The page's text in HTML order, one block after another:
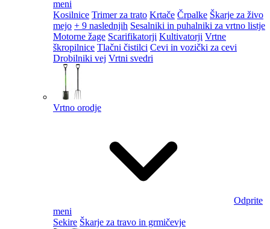
meni
Kosilnice Trimer za trato Krtače Črpalke Škarje za živo
mejo + 9 naslednjih Sesalniki in puhalniki za vrtno listje
Motorne žage Scarifikatorji Kultivatorji Vrtne
škropilnice Tlačni čistilci Cevi in vozički za cevi
Drobilniki vej Vrtni svedri
Vrtno orodje
Odprite
meni
Sekire Škarje za travo in grmičevje